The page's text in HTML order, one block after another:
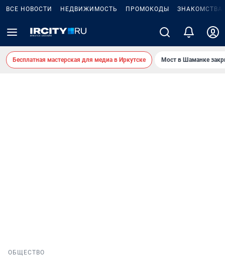
ВСЕ НОВОСТИ НЕДВИЖИМОСТЬ ПРОМОКОДЫ ЗНАКОМСТВА
Бесплатная мастерская для медиа в Иркутске Мост в Шаманке
ОБЩЕСТВО